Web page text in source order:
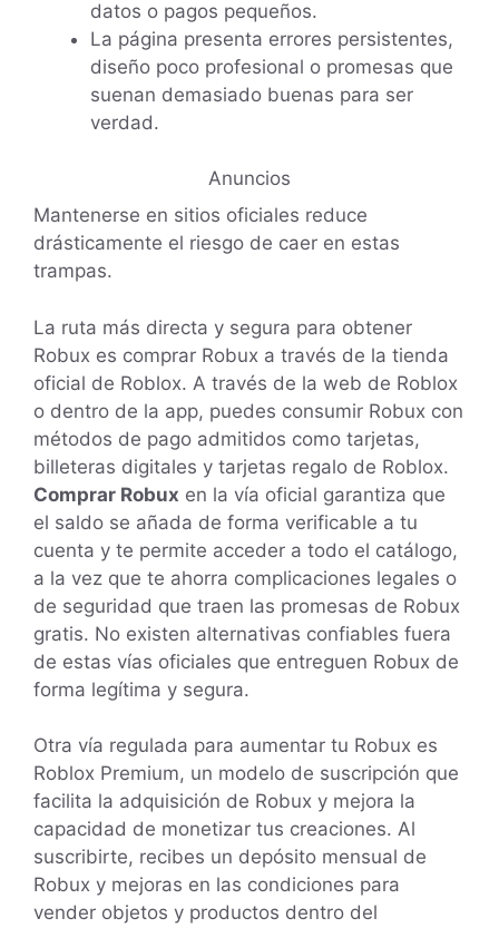
datos o pagos pequeños.
La página presenta errores persistentes,
diseño poco profesional o promesas que
suenan demasiado buenas para ser
verdad.
Anuncios
Mantenerse en sitios oficiales reduce
drásticamente el riesgo de caer en estas
trampas.
La ruta más directa y segura para obtener
Robux es comprar Robux a través de la tienda
oficial de Roblox. A través de la web de Roblox
o dentro de la app, puedes consumir Robux con
métodos de pago admitidos como tarjetas,
billeteras digitales y tarjetas regalo de Roblox.
Comprar Robux en la vía oficial garantiza que
el saldo se añada de forma verificable a tu
cuenta y te permite acceder a todo el catálogo,
a la vez que te ahorra complicaciones legales o
de seguridad que traen las promesas de Robux
gratis. No existen alternativas confiables fuera
de estas vías oficiales que entreguen Robux de
forma legítima y segura.
Otra vía regulada para aumentar tu Robux es
Roblox Premium, un modelo de suscripción que
facilita la adquisición de Robux y mejora la
capacidad de monetizar tus creaciones. Al
suscribirte, recibes un depósito mensual de
Robux y mejoras en las condiciones para
vender objetos y productos dentro del